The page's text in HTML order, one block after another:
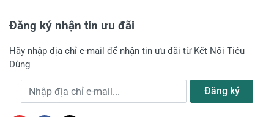
Đăng ký nhận tin ưu đãi
Hãy nhập địa chỉ e-mail để nhận tin ưu đãi từ Kết Nối Tiêu
Dùng
Địa chỉ e-mail Đăng ký